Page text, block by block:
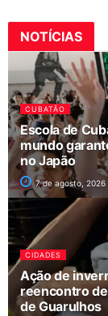
NOTÍCIAS
CUBATÃO
Escola de
mundo
no Japão
7 de agosto, 2026
CIDADES
Ação de
reencontro
de Guarulhos